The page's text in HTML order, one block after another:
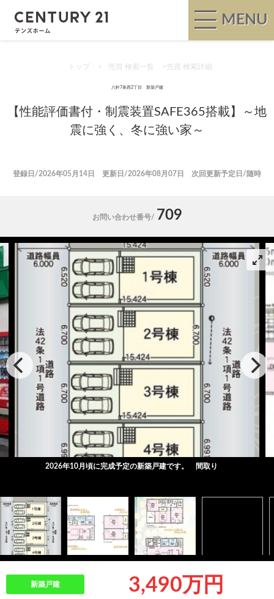
MENU
トップ > 売買 検索一覧 > 売買 検索詳細
八軒7条西2丁目 新築戸建
【性能評価書付・制震装置SAFE365搭載】～地
震に強く、冬に強い家～
登録日/2026年05月14日 更新日/2026年08月07日 次回更新予定日/随時
お問い合わせ番号/ 709
2026年10月頃に完成予定の新築戸建です。 間取り
新築戸建 3,490万円